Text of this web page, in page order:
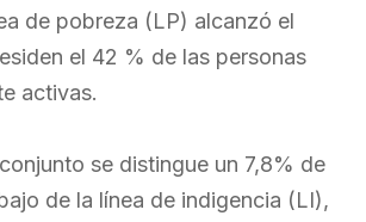
de pobreza (LP) alcanzó el
el 42 % de las personas
activas.
se distingue un 7,8% de
de la línea de indigencia (LI),